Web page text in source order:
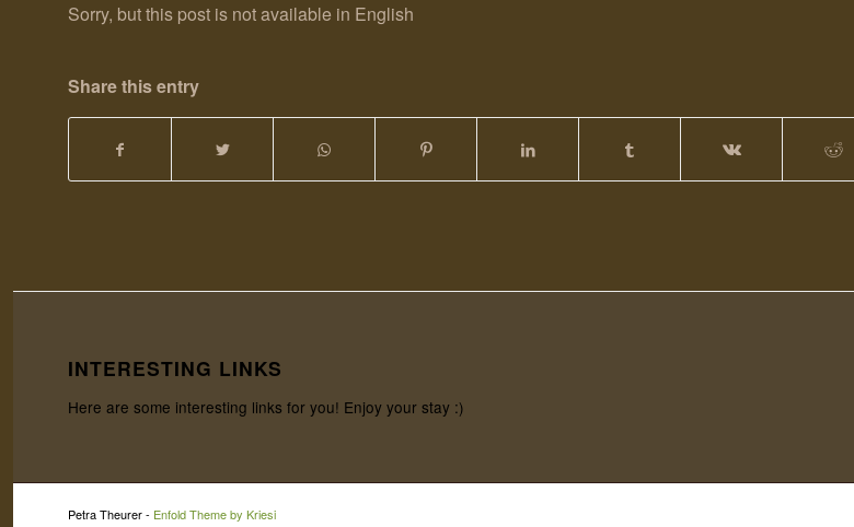
Sorry, but this post is not available in English
Share this entry
INTERESTING LINKS
Here are some interesting links for you! Enjoy your stay :)
Petra Theurer - Enfold Theme by Kriesi